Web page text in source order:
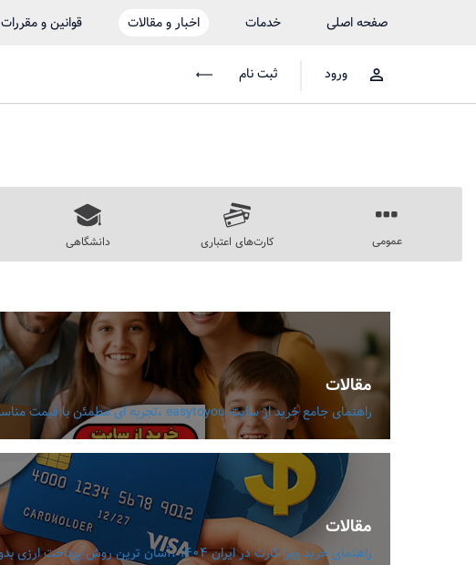
صفحه اصلی خدمات اخبار و مقالات قوانین و مقررات
ورود ثبت نام
عمومی کارت‌های اعتباری دانشگاهی
مقالات
راهنمای جامع خرید از سایت easytoyou ،تجربه ای مطمئن با قیمت مناسب و تنوع بالا
مقالات
راهنمای خرید ویزا کارت در ایران 1404 ،آسان ترین روش پرداخت ارزی بدون دردسر